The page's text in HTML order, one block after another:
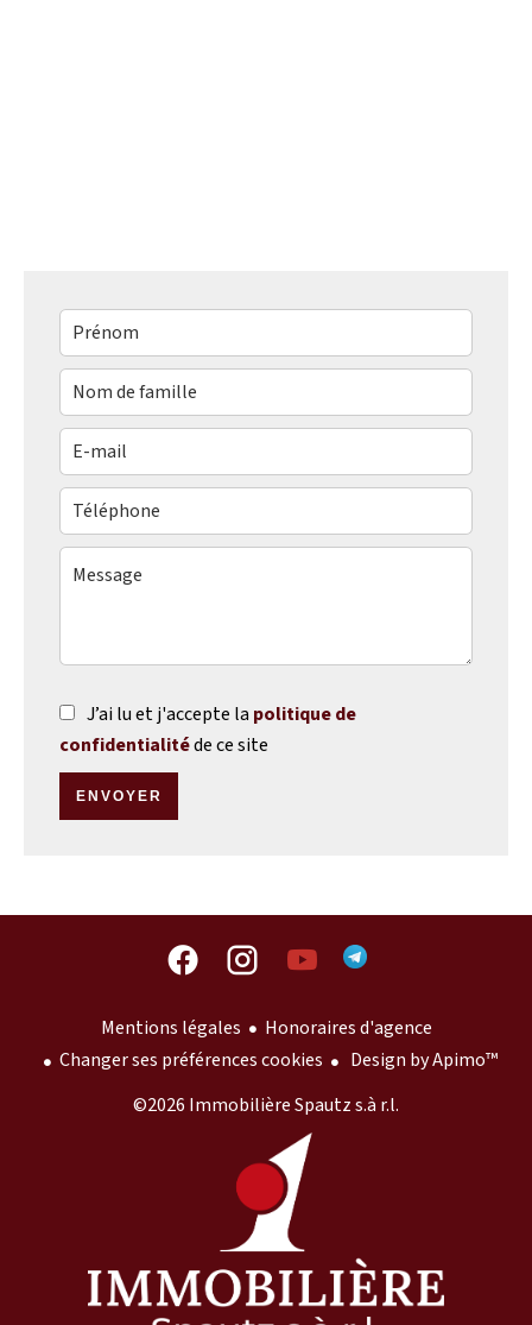
J’ai lu et j'accepte la politique de
confidentialitéde ce site
ENVOYER
Mentions légales
Honoraires d'agence
Changer ses préférences cookies
Design byApimo™
©2026 Immobilière Spautz s.à r.l.